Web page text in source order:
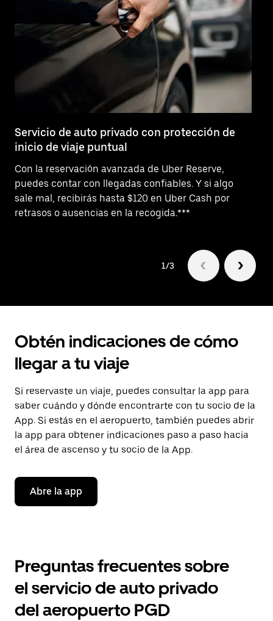
Servicio de auto privado con protección de
inicio de viaje puntual
Con la reservación avanzada de Uber Reserve,
puedes contar con llegadas confiables. Y si algo
sale mal, recibirás hasta $120 en Uber Cash por
retrasos o ausencias en la recogida.***
1/3
Obtén indicaciones de cómo
llegar a tu viaje
Si reservaste un viaje, puedes consultar la app para
saber cuándo y dónde encontrarte con tu socio de la
App. Si estás en el aeropuerto, también puedes abrir
la app para obtener indicaciones paso a paso hacia
el área de ascenso y tu socio de la App.
Abre la app
Preguntas frecuentes sobre
el servicio de auto privado
del aeropuerto PGD